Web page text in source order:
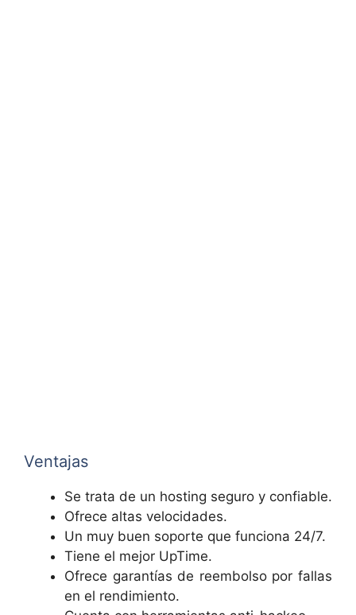
Ventajas
Se trata de un hosting seguro y confiable.
Ofrece altas velocidades.
Un muy buen soporte que funciona 24/7.
Tiene el mejor UpTime.
Ofrece garantías de reembolso por fallas
en el rendimiento.